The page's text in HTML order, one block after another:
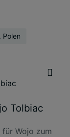
Warsaw, Polen
Tolbiac
für Wojo zum